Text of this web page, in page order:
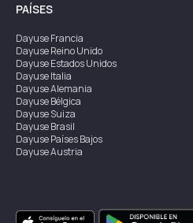
PAÍSES
DayuseFrancia
DayuseReino Unido
DayuseEstados Unidos
DayuseItalia
DayuseAlemania
DayuseBélgica
DayuseSuiza
DayuseBrasil
DayusePaíses Bajos
DayuseAustria
DayuseSingapur